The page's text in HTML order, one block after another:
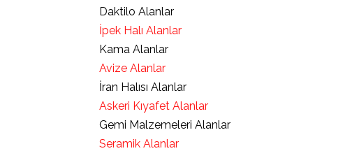
Daktilo Alanlar
İpek Halı Alanlar
Kama Alanlar
Avize Alanlar
İran Halısı Alanlar
Askeri Kıyafet Alanlar
Gemi Malzemeleri Alanlar
Seramik Alanlar